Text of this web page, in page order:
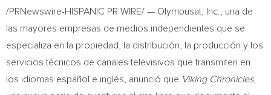
/PRNewswire-HISPANIC PR WIRE/ — Olympusat, Inc., una de
las mayores empresas de medios independientes que se
especializa en la propiedad, la distribución, la producción y los
servicios técnicos de canales televisivos que transmiten en
los idiomas español e inglés, anunció que Viking Chronicles,